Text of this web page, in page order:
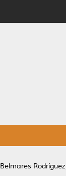
Belmares